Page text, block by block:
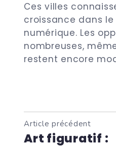
Ces villes
croissance dans
numérique. Les
nombreuses,
restent encore
Article précédent
Art figuratif :